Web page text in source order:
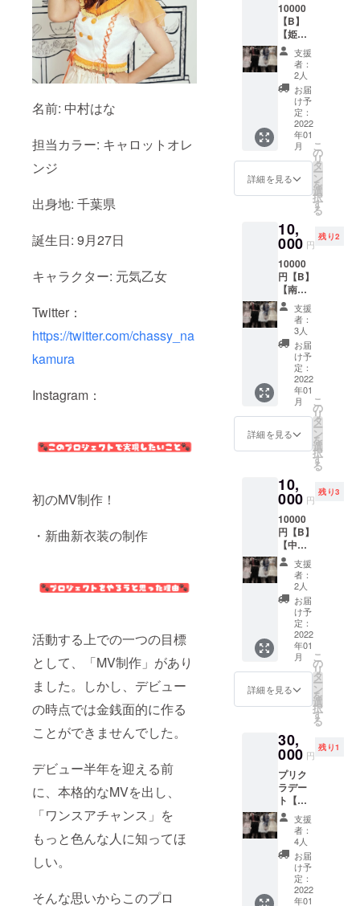
名前: 中村はな
担当カラー: キャロットオレ
ンジ
出身地: 千葉県
誕生日: 9月27日
キャラクター: 元気乙女
Twitter：
https://twitter.com/chassy_na
kamura
Instagram：
初のMV制作！
・新曲新衣装の制作
活動する上での一つの目標
として、「MV制作」があり
ました。しかし、デビュー
の時点では金銭面的に作る
ことができませんでした。
デビュー半年を迎える前
に、本格的なMVを出し、
「ワンスアチャンス」を
もっと色んな人に知ってほ
しい。
そんな思いからこのプロ
い場合
はお送
りする
ことが
できま
せんの
でご了
承くだ
さい。
10000
【B】
【姫梨
かほ】
オンラ
インオ
フ会 1
対1 5分
23日
12:00-
15:00 5
分間 ワ
ンチャ
ン公式
希望の
時間を
第三希
望まで
お知ら
せくだ
さい。
支援
者：
2人
お届
け予
定：
2022
年01
月
詳細を見る
こ
の
リ
タ
ー
ン
を
選
択
す
る
10,
000 円
残り2
10000
円【B】
【南い
るか】
オンラ
インオ
フ会 1
月29日
18:00-
20:00 5
分間 ワ
ンチャ
ン公式
Twitter
までご
第三希
望まで
お知ら
せくだ
さい。
支援
者：
3人
お届
け予
定：
2022
年01
月
詳細を見る
こ
の
リ
タ
ー
ン
を
選
択
す
る
10,
000 円
残り3
10000
円【B】
【中村
はな】
オンラ
インオ
フ会 1
月23日
12:00-
15:00 5
分間 ワ
ンチャ
ン公式
Twitter
までご
第三希
望まで
お知ら
せくだ
さい。
支援
者：
2人
お届
け予
定：
2022
年01
月
詳細を見る
こ
の
リ
タ
ー
ン
を
選
択
す
る
30,
000 円
残り1
プリク
ラデー
ト【春
さり
な】 ※
プリク
ラ代は
お支払
いお願
いいた
しま
支援
者：
4人
お届
け予
定：
2022
年01